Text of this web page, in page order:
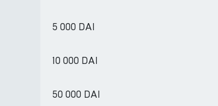
5 000 DAI
10 000 DAI
50 000 DAI